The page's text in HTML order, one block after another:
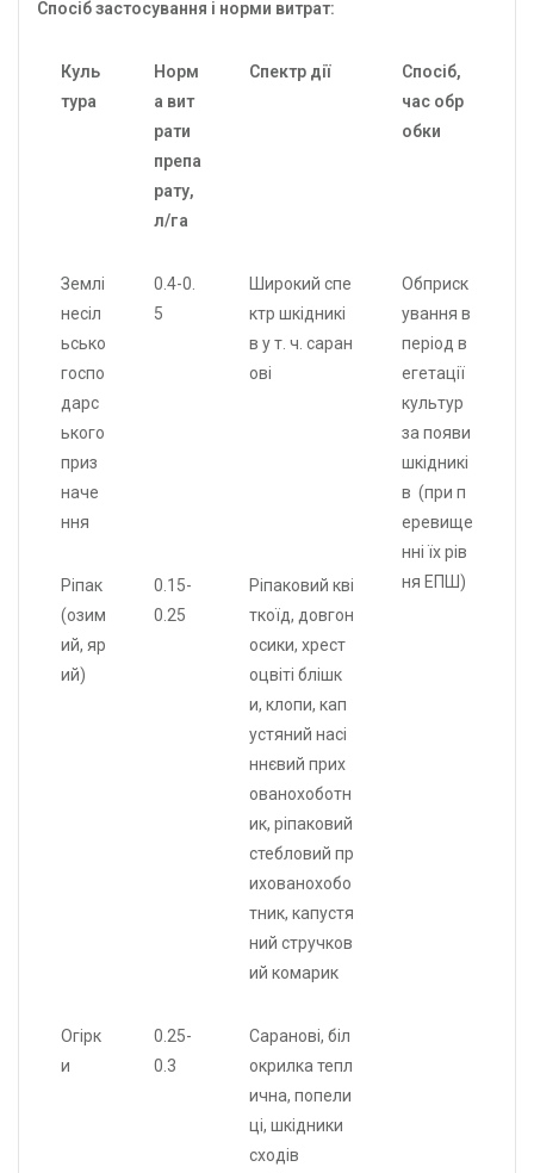
Спосіб застосування і норми витрат:
Куль
тура
Норм
а вит
рати
препа
рату,
л/га
Спектр дії
Спосіб,
час обр
обки
Землі
несіл
ьсько
госпо
дарс
ького
приз
наче
ння
0.4-0.
5
Широкий спе
ктр шкідникі
в у т. ч. саран
ові
Обприск
ування в
період в
егетації
культур
за появи
шкідникі
в (при п
еревище
нні їх рів
ня ЕПШ)
Ріпак
(озим
ий, яр
ий)
0.15-
0.25
Ріпаковий кві
ткоїд, довгон
осики, хрест
оцвіті блішк
и, клопи, кап
устяний насі
ннєвий прих
ованохоботн
ик, ріпаковий
стебловий пр
ихованохобо
тник, капустя
ний стручков
ий комарик
Огірк
и
0.25-
0.3
Саранові, біл
окрилка тепл
ична, попели
ці, шкідники
сходів